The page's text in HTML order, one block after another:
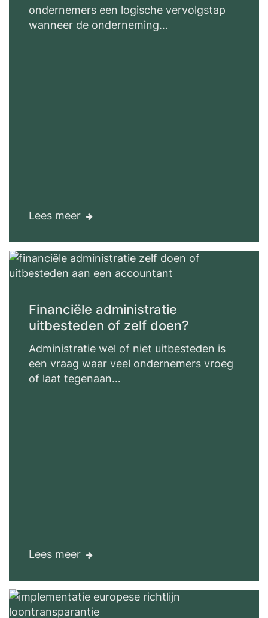
ondernemers een logische vervolgstap
wanneer de onderneming…
Lees meer
Financiële administratie
uitbesteden of zelf doen?
Administratie wel of niet uitbesteden is
een vraag waar veel ondernemers vroeg
of laat tegenaan…
Lees meer